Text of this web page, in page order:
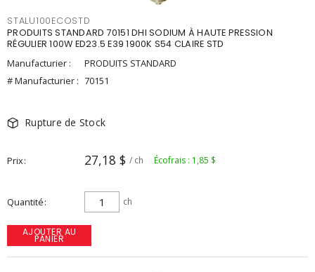
STALU100ECOSTD
PRODUITS STANDARD 70151 DHI SODIUM À HAUTE PRESSION
RÉGULIER 100W ED23.5 E39 1900K S54 CLAIRE STD
Manufacturier :
PRODUITS STANDARD
# Manufacturier : 70151
Rupture de Stock
Prix 27,18 $ / ch Écofrais : 1,85 $
Quantité ch
AJOUTER AU
PANIER